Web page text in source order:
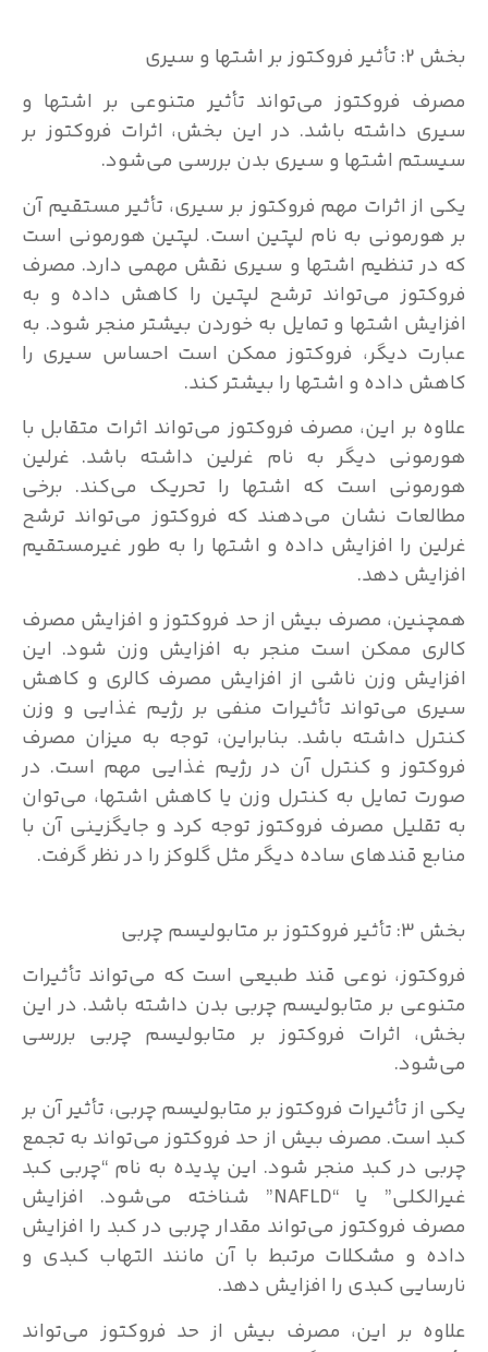
بخش 2: تأثیر فروکتوز بر اشتها و سیری
مصرف فروکتوز می‌تواند تأثیر متنوعی بر اشتها و
سیری داشته باشد. در این بخش، اثرات فروکتوز بر
سیستم اشتها و سیری بدن بررسی می‌شود.
یکی از اثرات مهم فروکتوز بر سیری، تأثیر مستقیم آن
بر هورمونی به نام لپتین است. لپتین هورمونی است
که در تنظیم اشتها و سیری نقش مهمی دارد. مصرف
فروکتوز می‌تواند ترشح لپتین را کاهش داده و به
افزایش اشتها و تمایل به خوردن بیشتر منجر شود. به
عبارت دیگر، فروکتوز ممکن است احساس سیری را
کاهش داده و اشتها را بیشتر کند.
علاوه بر این، مصرف فروکتوز می‌تواند اثرات متقابل با
هورمونی دیگر به نام غرلین داشته باشد. غرلین
هورمونی است که اشتها را تحریک می‌کند. برخی
مطالعات نشان می‌دهند که فروکتوز می‌تواند ترشح
غرلین را افزایش داده و اشتها را به طور غیرمستقیم
افزایش دهد.
همچنین، مصرف بیش از حد فروکتوز و افزایش مصرف
کالری ممکن است منجر به افزایش وزن شود. این
افزایش وزن ناشی از افزایش مصرف کالری و کاهش
سیری می‌تواند تأثیرات منفی بر رژیم غذایی و وزن
کنترل داشته باشد. بنابراین، توجه به میزان مصرف
فروکتوز و کنترل آن در رژیم غذایی مهم است. در
صورت تمایل به کنترل وزن یا کاهش اشتها، می‌توان
به تقلیل مصرف فروکتوز توجه کرد و جایگزینی آن با
منابع قندهای ساده دیگر مثل گلوکز را در نظر گرفت.
بخش 3: تأثیر فروکتوز بر متابولیسم چربی
فروکتوز، نوعی قند طبیعی است که می‌تواند تأثیرات
متنوعی بر متابولیسم چربی بدن داشته باشد. در این
بخش، اثرات فروکتوز بر متابولیسم چربی بررسی
می‌شود.
یکی از تأثیرات فروکتوز بر متابولیسم چربی، تأثیر آن بر
کبد است. مصرف بیش از حد فروکتوز می‌تواند به تجمع
چربی در کبد منجر شود. این پدیده به نام “چربی کبد
غیرالکلی” یا “NAFLD” شناخته می‌شود. افزایش
مصرف فروکتوز می‌تواند مقدار چربی در کبد را افزایش
داده و مشکلات مرتبط با آن مانند التهاب کبدی و
نارسایی کبدی را افزایش دهد.
علاوه بر این، مصرف بیش از حد فروکتوز می‌تواند